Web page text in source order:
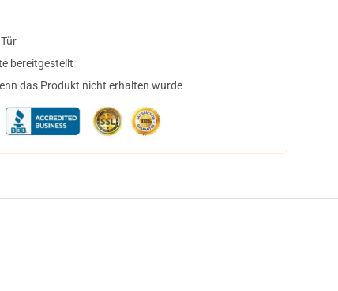
bereitgestellt
das Produkt nicht erhalten wurde